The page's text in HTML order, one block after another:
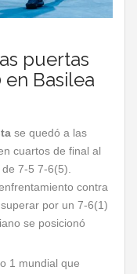
puertas
en Basilea
se quedó a las
cuartos de final al
7-5 7-6(5).
contra
por un 7-6(1)
se posicionó
1 mundial que